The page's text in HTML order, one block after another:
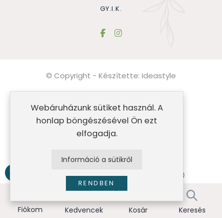
GY.I.K.
© Copyright - Készítette: Ideastyle
Általános szerződési feltételek
Impresszum
Adatvédelmi nyilatkozat
Fiókom Kedvencek Kosár Keresés
Webáruházunk sütiket használ. A
honlap böngészésével Ön ezt
elfogadja.
Információ a sütikről
RENDBEN